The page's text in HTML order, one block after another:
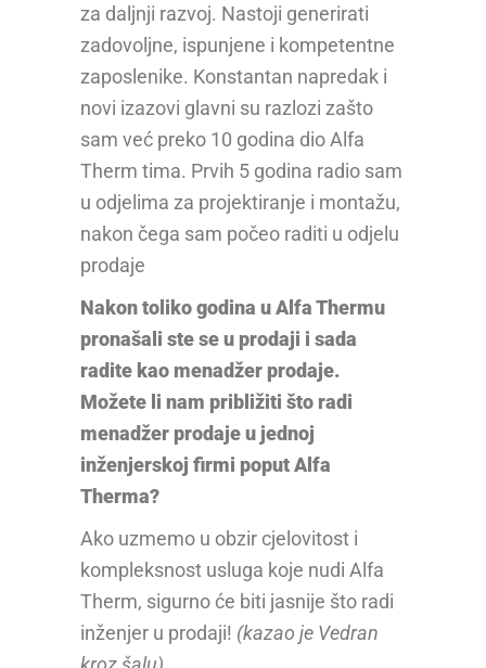
za daljnji razvoj. Nastoji generirati
zadovoljne, ispunjene i kompetentne
zaposlenike. Konstantan napredak i
novi izazovi glavni su razlozi zašto
sam već preko 10 godina dio Alfa
Therm tima. Prvih 5 godina radio sam
u odjelima za projektiranje i montažu,
nakon čega sam počeo raditi u odjelu
prodaje
Nakon toliko godina u Alfa Thermu
pronašali ste se u prodaji i sada
radite kao menadžer prodaje.
Možete li nam približiti što radi
menadžer prodaje u jednoj
inženjerskoj firmi poput Alfa
Therma?
Ako uzmemo u obzir cjelovitost i
kompleksnost usluga koje nudi Alfa
Therm, sigurno će biti jasnije što radi
inženjer u prodaji! (kazao je Vedran